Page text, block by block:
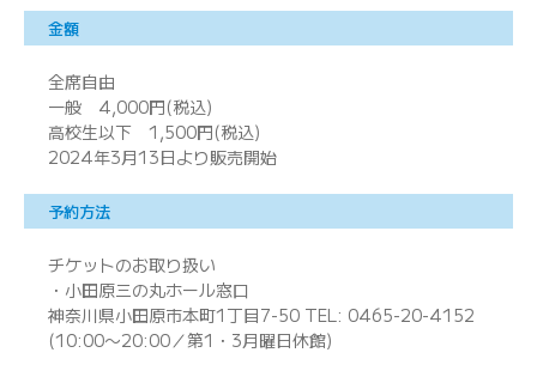
金額
全席自由
一般 4,000円(税込)
高校生以下 1,500円(税込)
2024年3月13日より販売開始
予約方法
チケットのお取り扱い
・小田原三の丸ホール窓口
神奈川県小田原市本町1丁目7-50 TEL: 0465-20-4152
(10:00〜20:00／第1・3月曜日休館)